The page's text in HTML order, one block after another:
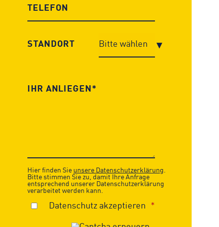
STANDORT
Hier finden Sie unsere Datenschutzerklärung.
Bitte stimmen Sie zu, damit Ihre Anfrage
entsprechend unserer Datenschutzerklärung
verarbeitet werden kann.
Datenschutz akzeptieren